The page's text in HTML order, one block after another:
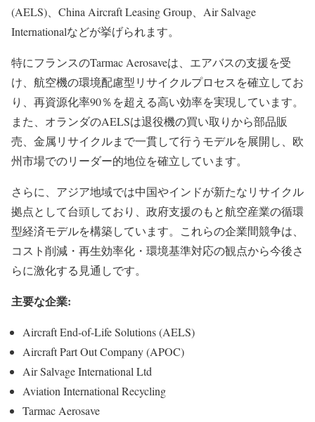
(AELS)、China Aircraft Leasing Group、Air Salvage
Internationalなどが挙げられます。
特にフランスのTarmac Aerosaveは、エアバスの支援を受
け、航空機の環境配慮型リサイクルプロセスを確立してお
り、再資源化率90％を超える高い効率を実現しています。
また、オランダのAELSは退役機の買い取りから部品販
売、金属リサイクルまで一貫して行うモデルを展開し、欧
州市場でのリーダー的地位を確立しています。
さらに、アジア地域では中国やインドが新たなリサイクル
拠点として台頭しており、政府支援のもと航空産業の循環
型経済モデルを構築しています。これらの企業間競争は、
コスト削減・再生効率化・環境基準対応の観点から今後さ
らに激化する見通しです。
主要な企業:
Aircraft End-of-Life Solutions (AELS)
Aircraft Part Out Company (APOC)
Air Salvage International Ltd
Aviation International Recycling
Tarmac Aerosave